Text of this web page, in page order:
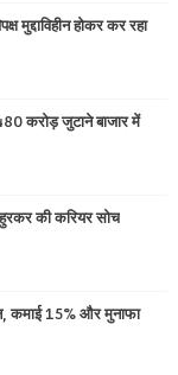
मुद्दाविहीन होकर कर रहा
करोड़ जुटाने बाजार में
की करियर सोच
कमाई 15% और मुनाफा